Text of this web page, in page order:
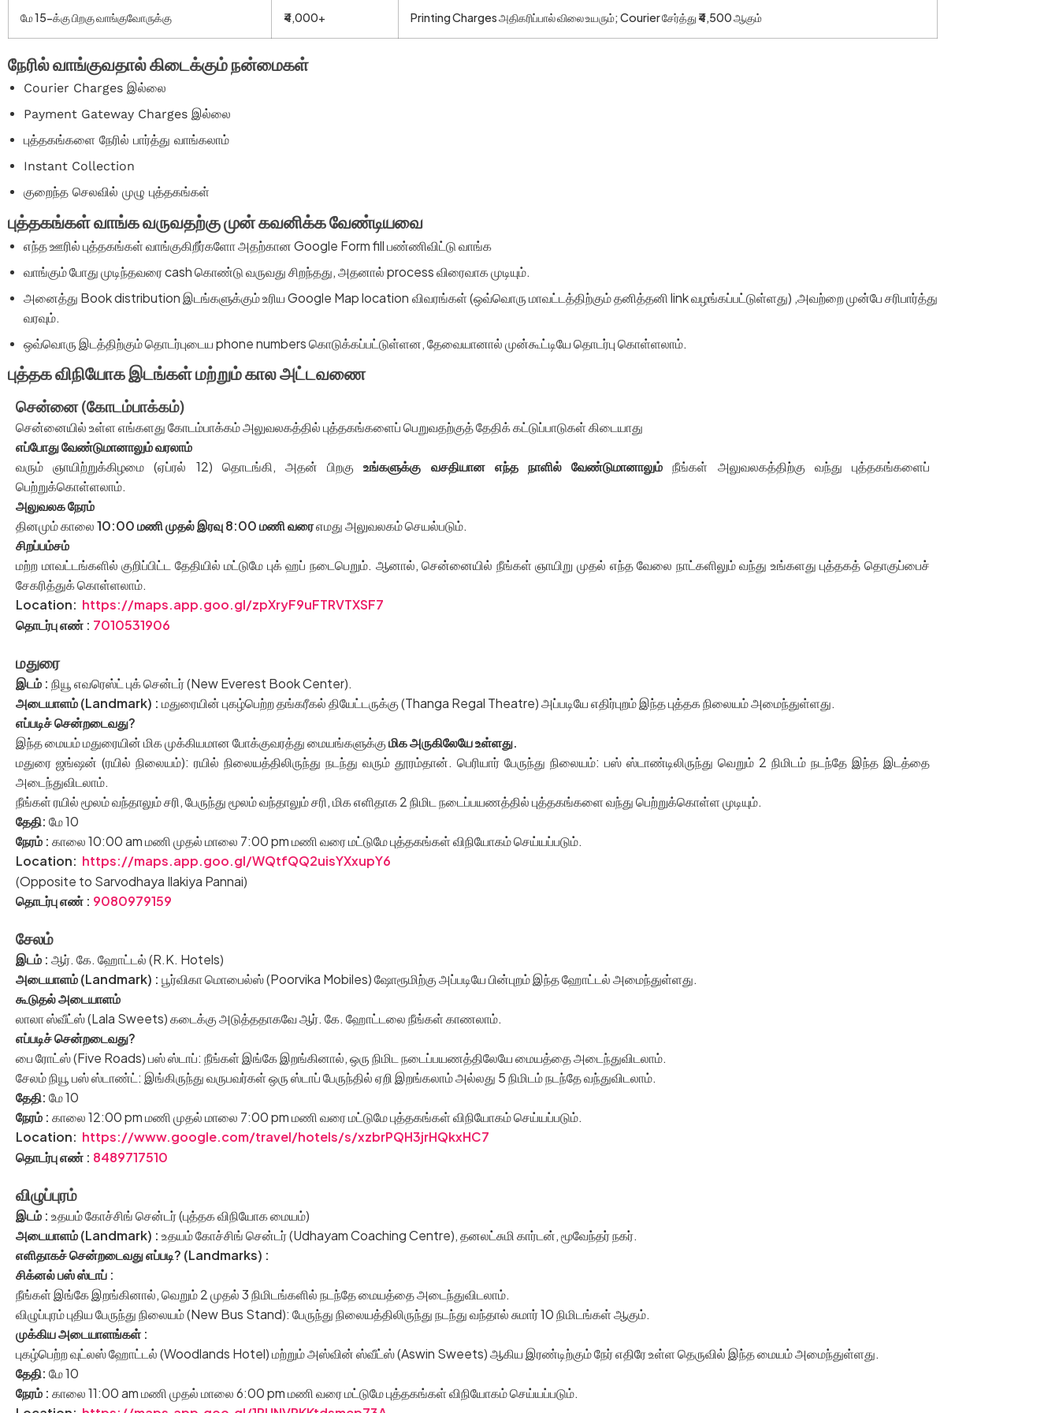
மே 15-க்கு பிறகு வாங்குவோருக்கு ₹4,000+ Printing Charges அதிகரிப்பால் விலை உயரும்; Courier சேர்த்து ₹4,500 ஆகும்
நேரில் வாங்குவதால் கிடைக்கும் நன்மைகள்
Courier Charges இல்லை
Payment Gateway Charges இல்லை
புத்தகங்களை நேரில் பார்த்து வாங்கலாம்
Instant Collection
குறைந்த செலவில் முழு புத்தகங்கள்
புத்தகங்கள் வாங்க வருவதற்கு முன் கவனிக்க வேண்டியவை
எந்த ஊரில் புத்தகங்கள் வாங்குகிறீர்களோ அதற்கான Google Form fill பண்ணிவிட்டு வாங்க
வாங்கும் போது முடிந்தவரை cash கொண்டு வருவது சிறந்தது, அதனால் process விரைவாக முடியும்.
அனைத்து Book distribution இடங்களுக்கும் உரிய Google Map location விவரங்கள் (ஒவ்வொரு மாவட்டத்திற்கும் தனித்தனி link வழங்கப்பட்டுள்ளது) ,அவற்றை முன்பே சரிபார்த்து
வரவும்.
ஒவ்வொரு இடத்திற்கும் தொடர்புடைய phone numbers கொடுக்கப்பட்டுள்ளன, தேவையானால் முன்கூட்டியே தொடர்பு கொள்ளலாம்.
புத்தக விநியோக இடங்கள் மற்றும் கால அட்டவணை
சென்னை (கோடம்பாக்கம்)
சென்னையில் உள்ள எங்களது கோடம்பாக்கம் அலுவலகத்தில் புத்தகங்களைப் பெறுவதற்குத் தேதிக் கட்டுப்பாடுகள் கிடையாது
எப்போது வேண்டுமானாலும் வரலாம்
வரும் ஞாயிற்றுக்கிழமை (ஏப்ரல் 12) தொடங்கி, அதன் பிறகுஉங்களுக்கு வசதியான எந்த நாளில் வேண்டுமானாலும் நீங்கள் அலுவலகத்திற்கு வந்து புத்தகங்களைப்
பெற்றுக்கொள்ளலாம்.
அலுவலக நேரம்
தினமும் காலை10:00 மணி முதல் இரவு 8:00 மணி வரைஎமது அலுவலகம் செயல்படும்.
சிறப்பம்சம்
மற்ற மாவட்டங்களில் குறிப்பிட்ட தேதியில் மட்டுமே புக் ஹப் நடைபெறும். ஆனால், சென்னையில் நீங்கள் ஞாயிறு முதல் எந்த வேலை நாட்களிலும் வந்து உங்களது புத்தகத் தொகுப்பைச்
சேகரித்துக் கொள்ளலாம்.
Location: https://maps.app.goo.gl/zpXryF9uFTRVTXSF7
தொடர்பு எண் : 7010531906
மதுரை
இடம் : நியூ எவரெஸ்ட் புக் சென்டர் (New Everest Book Center).
அடையாளம் (Landmark) : மதுரையின் புகழ்பெற்ற தங்கரீகல் தியேட்டருக்கு (Thanga Regal Theatre) அப்படியே எதிர்புறம் இந்த புத்தக நிலையம் அமைந்துள்ளது.
எப்படிச் சென்றடைவது?
இந்த மையம் மதுரையின் மிக முக்கியமான போக்குவரத்து மையங்களுக்குமிக அருகிலேயே உள்ளது.
மதுரை ஜங்ஷன் (ரயில் நிலையம்): ரயில் நிலையத்திலிருந்து நடந்து வரும் தூரம்தான். பெரியார் பேருந்து நிலையம்: பஸ் ஸ்டாண்டிலிருந்து வெறும் 2 நிமிடம் நடந்தே இந்த இடத்தை
அடைந்துவிடலாம்.
நீங்கள் ரயில் மூலம் வந்தாலும் சரி, பேருந்து மூலம் வந்தாலும் சரி, மிக எளிதாக 2 நிமிட நடைப்பயணத்தில் புத்தகங்களை வந்து பெற்றுக்கொள்ள முடியும்.
தேதி: மே 10
நேரம் : காலை 10:00 am மணி முதல் மாலை 7:00 pm மணி வரை மட்டுமே புத்தகங்கள் விநியோகம் செய்யப்படும்.
Location: https://maps.app.goo.gl/WQtfQQ2uisYXxupY6
(Opposite to Sarvodhaya Ilakiya Pannai)
தொடர்பு எண் : 9080979159
சேலம்
இடம் : ஆர். கே. ஹோட்டல் (R.K. Hotels)
அடையாளம் (Landmark) : பூர்விகா மொபைல்ஸ் (Poorvika Mobiles) ஷோரூமிற்கு அப்படியே பின்புறம் இந்த ஹோட்டல் அமைந்துள்ளது.
கூடுதல் அடையாளம்
லாலா ஸ்வீட்ஸ் (Lala Sweets) கடைக்கு அடுத்ததாகவே ஆர். கே. ஹோட்டலை நீங்கள் காணலாம்.
எப்படிச் சென்றடைவது?
பை ரோட்ஸ் (Five Roads) பஸ் ஸ்டாப்: நீங்கள் இங்கே இறங்கினால், ஒரு நிமிட நடைப்பயணத்திலேயே மையத்தை அடைந்துவிடலாம்.
சேலம் நியூ பஸ் ஸ்டாண்ட்: இங்கிருந்து வருபவர்கள் ஒரு ஸ்டாப் பேருந்தில் ஏறி இறங்கலாம் அல்லது 5 நிமிடம் நடந்தே வந்துவிடலாம்.
தேதி: மே 10
நேரம் : காலை 12:00 pm மணி முதல் மாலை 7:00 pm மணி வரை மட்டுமே புத்தகங்கள் விநியோகம் செய்யப்படும்.
Location: https://www.google.com/travel/hotels/s/xzbrPQH3jrHQkxHC7
தொடர்பு எண் : 8489717510
விழுப்புரம்
இடம் : உதயம் கோச்சிங் சென்டர் (புத்தக விநியோக மையம்)
அடையாளம் (Landmark) : உதயம் கோச்சிங் சென்டர் (Udhayam Coaching Centre), தனலட்சுமி கார்டன், மூவேந்தர் நகர்.
எளிதாகச் சென்றடைவது எப்படி? (Landmarks) :
சிக்னல் பஸ் ஸ்டாப் :
நீங்கள் இங்கே இறங்கினால், வெறும் 2 முதல் 3 நிமிடங்களில் நடந்தே மையத்தை அடைந்துவிடலாம்.
விழுப்புரம் புதிய பேருந்து நிலையம் (New Bus Stand): பேருந்து நிலையத்திலிருந்து நடந்து வந்தால் சுமார் 10 நிமிடங்கள் ஆகும்.
முக்கிய அடையாளங்கள் :
புகழ்பெற்ற வுட்லஸ் ஹோட்டல் (Woodlands Hotel) மற்றும் அஸ்வின் ஸ்வீட்ஸ் (Aswin Sweets) ஆகிய இரண்டிற்கும் நேர் எதிரே உள்ள தெருவில் இந்த மையம் அமைந்துள்ளது.
தேதி: மே 10
நேரம் : காலை 11:00 am மணி முதல் மாலை 6:00 pm மணி வரை மட்டுமே புத்தகங்கள் விநியோகம் செய்யப்படும்.